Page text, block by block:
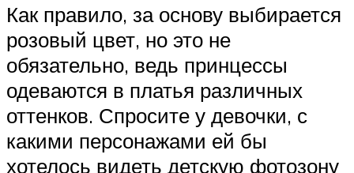
Как правило, за основу выбирается
розовый цвет, но это не
обязательно, ведь принцессы
одеваются в платья различных
оттенков. Спросите у девочки, с
какими персонажами ей бы
хотелось видеть детскую фотозону